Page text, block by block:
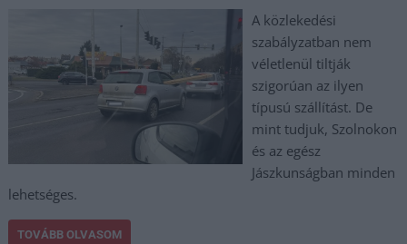
A közlekedési
szabályzatban nem
véletlenül tiltják
szigorúan az ilyen
típusú szállítást. De
mint tudjuk, Szolnokon
és az egész
Jászkunságban minden
lehetséges.
TOVÁBB OLVASOM